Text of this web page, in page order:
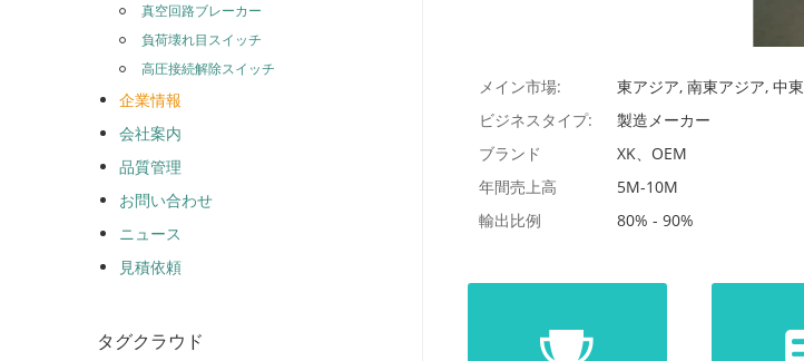
真空回路ブレーカー
負荷壊れ目スイッチ
高圧接続解除スイッチ
企業情報
会社案内
品質管理
お問い合わせ
ニュース
見積依頼
タグクラウド
メイン市場:
東アジア, 南東アジア, 中東
ビジネスタイプ:
製造メーカー
ブランド
XK、OEM
年間売上高
5M-10M
輸出比例
80% - 90%